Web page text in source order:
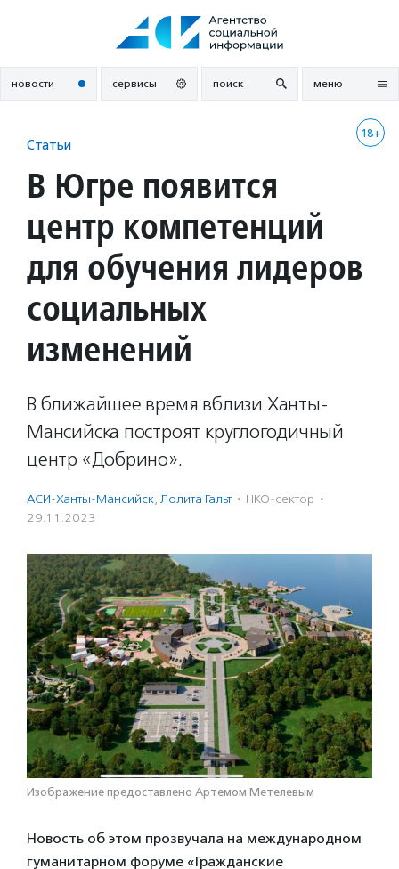
новости сервисы поиск меню
18+
Статьи
В Югре появится
центр компетенций
для обучения лидеров
социальных
изменений
В ближайшее время вблизи Ханты-
Мансийска построят круглогодичный
центр «Добрино».
АСИ-Ханты-Мансийск, Лолита Гальт · НКО-сектор ·
29.11.2023
Изображение предоставлено Артемом Метелевым
Новость об этом прозвучала на международном
гуманитарном форуме «Гражданские